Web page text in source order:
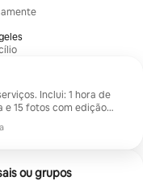
Inclui: 1 hora de
e 15 fotos com edição
por Alex Myers)
ou grupos